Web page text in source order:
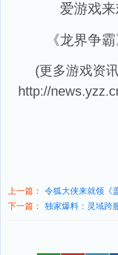
爱游戏
《龙界争霸
(更多游戏资
http://
上一篇：
令狐大侠来就领《
下一篇：
独家爆料：灵域跨